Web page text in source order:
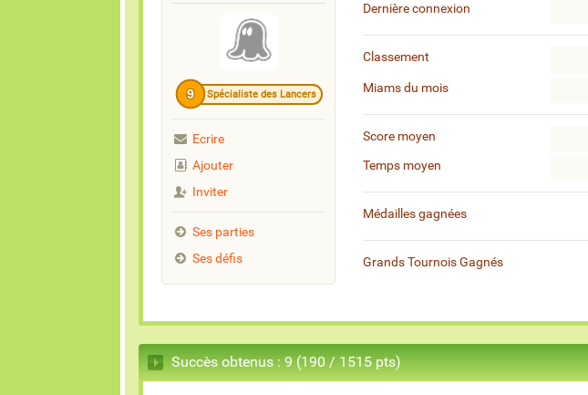
9 Spécialiste des Lancers
Ecrire
Ajouter
Inviter
Ses parties
Ses défis
Dernière connexion
Classement
Miams du mois
Score moyen
Temps moyen
Médailles gagnées
Grands Tournois Gagnés
Succès obtenus : 9 (190 / 1515 pts)